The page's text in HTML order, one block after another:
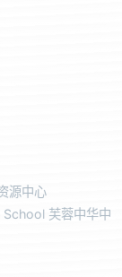
源中心
芙蓉中华中